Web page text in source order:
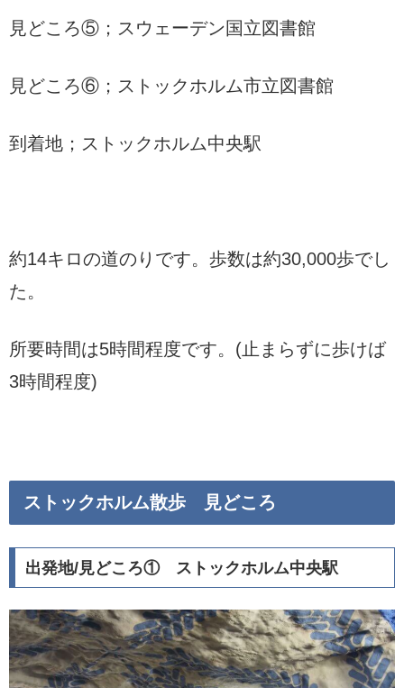
見どころ⑤；スウェーデン国立図書館
見どころ⑥；ストックホルム市立図書館
到着地；ストックホルム中央駅
約14キロの道のりです。歩数は約30,000歩でし
た。
所要時間は5時間程度です。(止まらずに歩けば
3時間程度)
ストックホルム散歩 見どころ
出発地/見どころ① ストックホルム中央駅